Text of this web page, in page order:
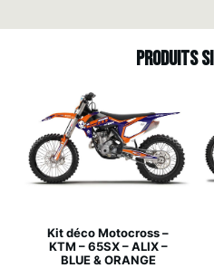
Produits
Kit déco Motocross –
KTM – 65SX – ALIX –
BLUE & ORANGE